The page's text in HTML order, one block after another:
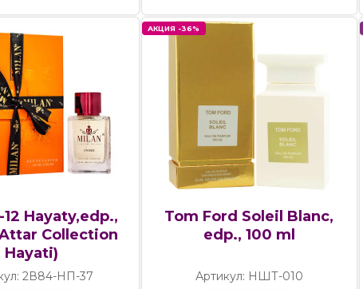
12 Hayaty,edp.,
Collection
Hayati)
2В84-НП-37
АКЦИЯ -36%
Tom Ford Soleil Blanc,
edp., 100 ml
Артикул: НШТ-010